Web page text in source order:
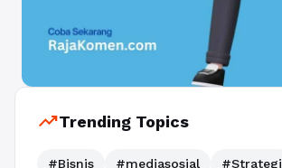
trending_upTrending Topics
#Bisnis #mediasosial
#Strategi